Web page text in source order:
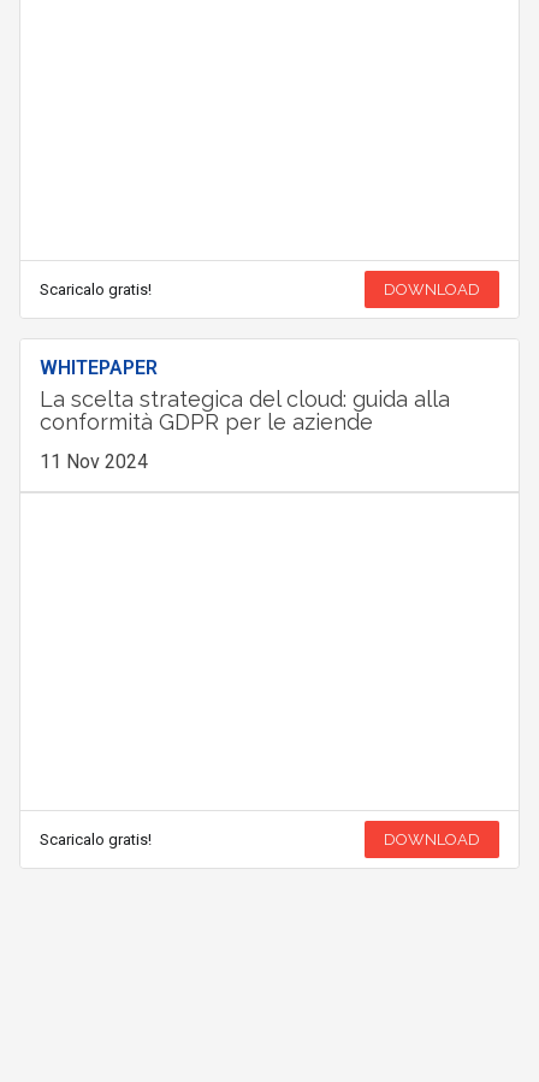
Scaricalo gratis! DOWNLOAD
WHITEPAPER
La scelta strategica del cloud: guida alla
conformità GDPR per le aziende
11 Nov 2024
Scaricalo gratis! DOWNLOAD